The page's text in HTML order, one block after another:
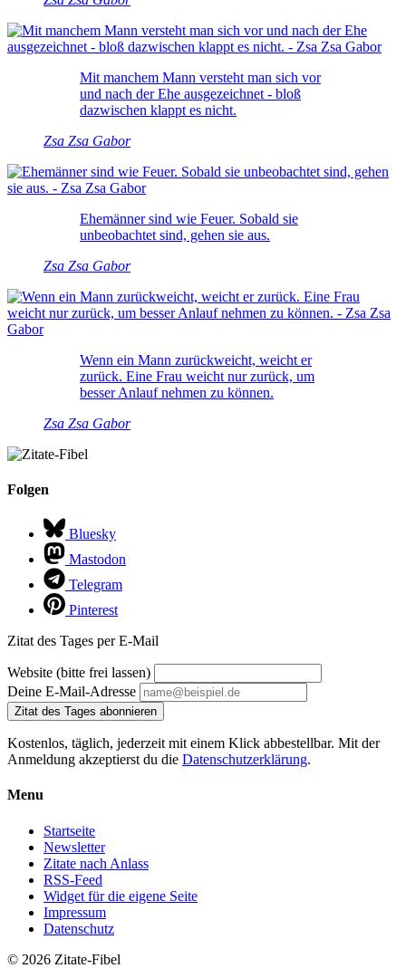
Mit manchem Mann versteht man sich vor
und nach der Ehe ausgezeichnet - bloß
dazwischen klappt es nicht.
Zsa Zsa Gabor
Ehemänner sind wie Feuer. Sobald sie
unbeobachtet sind, gehen sie aus.
Zsa Zsa Gabor
Wenn ein Mann zurückweicht, weicht er
zurück. Eine Frau weicht nur zurück, um
besser Anlauf nehmen zu können.
Zsa Zsa Gabor
Folgen
Bluesky
Mastodon
Telegram
Pinterest
Zitat des Tages per E-Mail
Website (bitte frei lassen)
Deine E-Mail-Adresse
Zitat des Tages abonnieren
Kostenlos, täglich, jederzeit mit einem Klick abbestellbar. Mit der
Anmeldung akzeptierst du die Datenschutzerklärung.
Menu
Startseite
Newsletter
Zitate nach Anlass
RSS-Feed
Widget für die eigene Seite
Impressum
Datenschutz
© 2026 Zitate-Fibel